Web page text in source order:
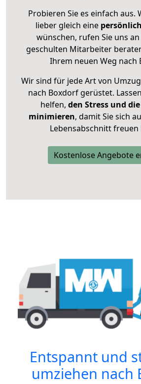
Probieren Sie es einfach aus.
lieber gleich eine
wünschen, rufen Sie uns
geschulten Mitarbeiter
Ihrem neuen Weg nach
Wir sind für jede Art von
nach Boxdorf gerüstet.
helfen, den Stress und
minimieren, damit Sie sich
Lebensabschnitt freuen
Kostenlose Angebote
Entspannt und
umziehen nach